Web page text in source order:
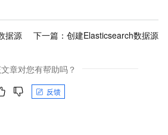
据源 下一篇： 创建Elasticsearch数据源
章对您有帮助吗？
反馈